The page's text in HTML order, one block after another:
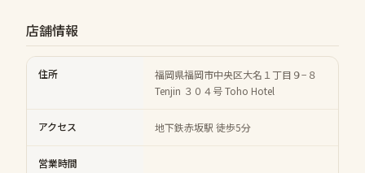
店舗情報
住所
福岡県福岡市中央区大名１丁目９−８
Tenjin ３０４号 Toho Hotel
アクセス 地下鉄赤坂駅 徒歩5分
営業時間